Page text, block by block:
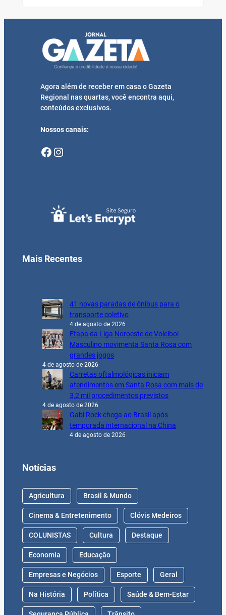
Agora além de receber em casa o Gazeta
Regional nas quartas, você encontra aqui,
conteúdos exclusivos.
Nossos canais:
Facebook Instagram
Mais Recentes
41 novas paradas de ônibus para o
transporte coletivo
4 de agosto de 2026
Etapa da Liga Noroeste de Voleibol
Masculino movimenta Santa Rosa com
grandes jogos
4 de agosto de 2026
Carretas oftalmológicas iniciam
atendimentos em Santa Rosa com mais de
3,2 mil procedimentos previstos
4 de agosto de 2026
Gabi Rock chega ao Brasil após
temporada internacional na China
4 de agosto de 2026
Notícias
Agricultura Brasil & Mundo
Cinema & Entretenimento Clóvis Medeiros
COLUNISTAS Cultura Destaque
Economia Educação
Empresas e Negócios Esporte Geral
Na História Política Saúde & Bem-Estar